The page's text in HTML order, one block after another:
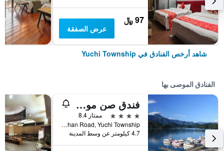
97 ﷼
عرض الصفقة
شاهد أرخص الفنادق في Yuchi Township
الفنادق الموصى بها
فندق صن مون ليك
4 نجوم
ممتاز 8.4
No. 419, Zhongshan Road, Yuchi Township, تايوان
4.7 كيلومتر عن وسط المدينة